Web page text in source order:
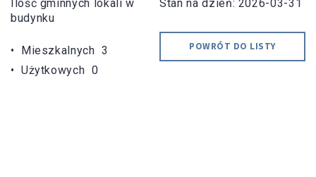
Ilość gminnych lokali w
budynku
• Mieszkalnych 3
• Użytkowych 0
Stan na dzień: 2026-03-31
POWRÓT DO LISTY